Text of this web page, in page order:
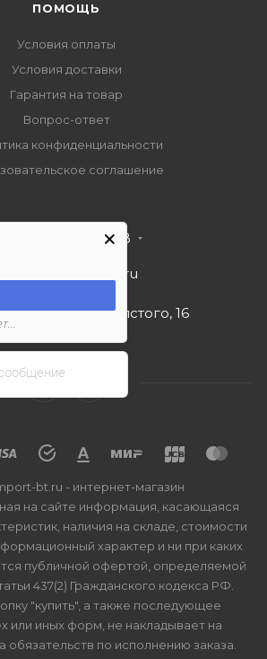
ПОМОЩЬ
Условия оплаты
Условия доставки
Гарантия на товар
Вопрос-ответ
конфиденциальности
соглашение
+7 495 989 53 38
import-bt@bk.ru
ул. Льва Толстого, 16
bt.ru - интернет-магазин
на сайте информация, касающаяся
наличия на складе, стоимости
характер и ни при каких
публичной офертой, определяемой
437(2) Гражданского кодекса РФ.
"купить", а также последующее
или иных форм, не накладывает на
обязательств по исполнению заказа.